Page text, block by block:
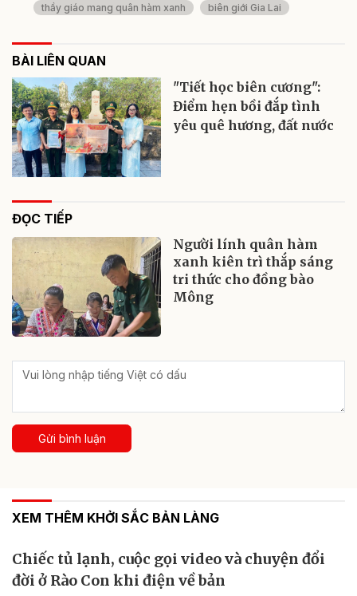
thầy giáo mang quân hàm xanh
biên giới Gia Lai
BÀI LIÊN QUAN
"Tiết học biên cương":
Điểm hẹn bồi đắp tình
yêu quê hương, đất nước
ĐỌC TIẾP
Người lính quân hàm
xanh kiên trì thắp sáng
tri thức cho đồng bào
Mông
Gửi bình luận
XEM THÊM KHỞI SẮC BẢN LÀNG
Chiếc tủ lạnh, cuộc gọi video và chuyện đổi
đời ở Rào Con khi điện về bản